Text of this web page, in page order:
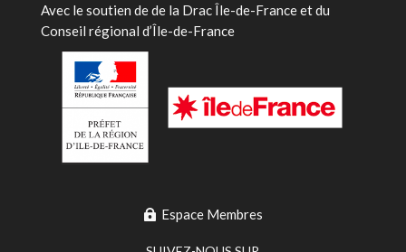
Avec le soutien dede la Drac Île-de-France et du
Conseil régional d’Île-de-France
Espace Membres